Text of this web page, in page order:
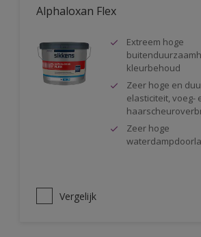
Alphaloxan Flex
Extreem hoge
kleurbehoud
Zeer hoge en
elasticiteit, voeg-
Zeer hoge
Vergelijk